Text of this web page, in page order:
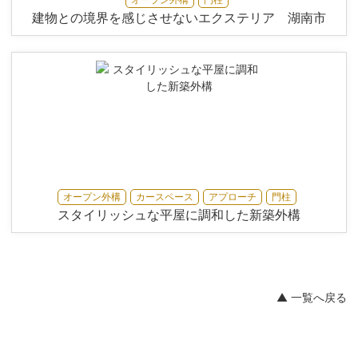
建物との境界を感じさせないエクステリア 湖南市
オープン外構 カースペース アプローチ 門柱
スタイリッシュな平屋に調和した新築外構
▲ 一覧へ戻る